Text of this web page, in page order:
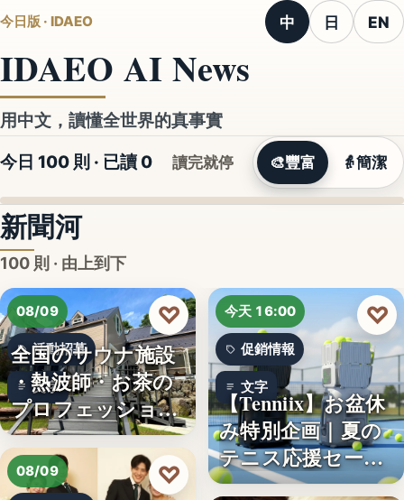
今日版 · IDAEO 中 日 EN
IDAEO AI News
用中文，讀懂全世界的真事實
今日 100 則 · 已讀 0 讀完就停 🎨豐富 👵簡潔
新聞河
100 則 · 由上到下
08/09
活動招募
文字
全国のサウナ施設
・熱波師・お茶の
プロフェッショナ
ル募集！…
♡
08/09 ♡
今天 16:00
促銷情報
文字
【Tenniix】お盆休
み特別企画｜夏の
テニス応援セー
ル…
♡